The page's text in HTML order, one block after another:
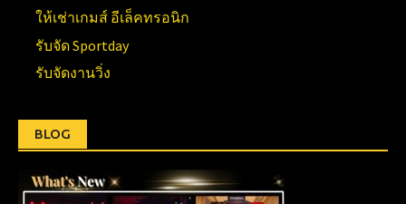
ให้เช่าเกมส์ อีเล็คทรอนิก
รับจัด Sportday
รับจัดงานวิ่ง
BLOG